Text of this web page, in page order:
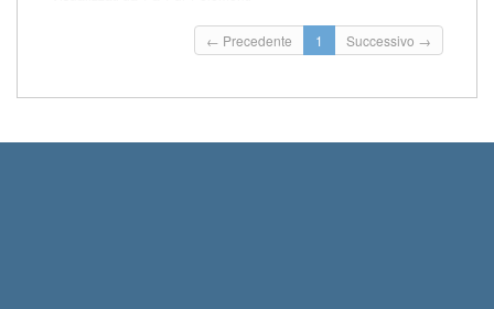
Sede Note Iscritti Vecchio ord. Iscrizioni
Inizio
← Precedente 1 Successivo →